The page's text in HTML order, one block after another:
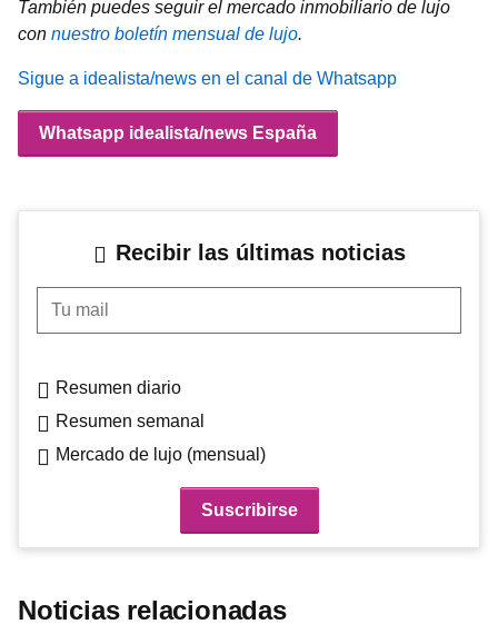
También puedes seguir el mercado inmobiliario de lujo
con nuestro boletín mensual de lujo.
Sigue a idealista/news en el canal de Whatsapp
Whatsapp idealista/news España
Recibir las últimas noticias
Tu mail
Resumen diario
Resumen semanal
Mercado de lujo (mensual)
Noticias relacionadas